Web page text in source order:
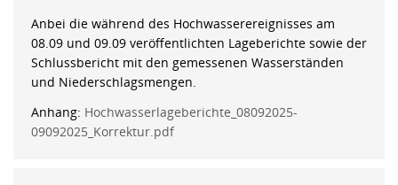
Anbei die während des Hochwasserereignisses am
08.09 und 09.09 veröffentlichten Lageberichte sowie der
Schlussbericht mit den gemessenen Wasserständen
und Niederschlagsmengen.
Anhang: Hochwasserlageberichte_08092025-
09092025_Korrektur.pdf